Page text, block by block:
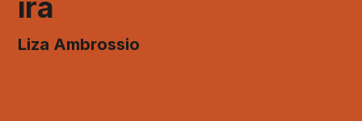
ira
Liza Ambrossio